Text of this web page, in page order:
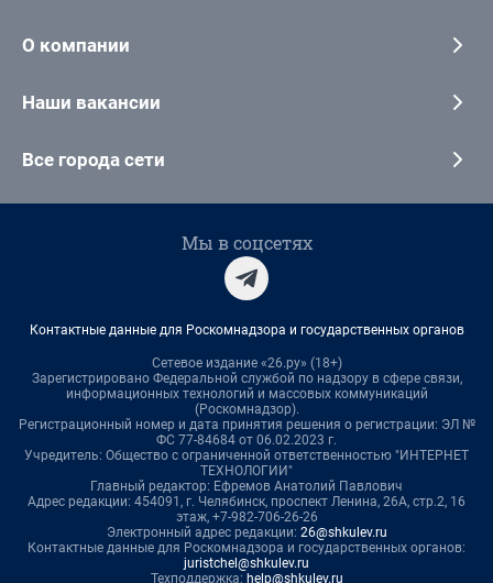
О компании
Наши вакансии
Все города сети
Мы в соцсетях
Контактные данные для Роскомнадзора и государственных органов
Сетевое издание «26.ру» (18+)
Зарегистрировано Федеральной службой по надзору в сфере связи,
информационных технологий и массовых коммуникаций
(Роскомнадзор).
Регистрационный номер и дата принятия решения о регистрации: ЭЛ №
ФС 77-84684 от 06.02.2023 г.
Учредитель: Общество с ограниченной ответственностью "ИНТЕРНЕТ
ТЕХНОЛОГИИ"
Главный редактор: Ефремов Анатолий Павлович
Адрес редакции: 454091, г. Челябинск, проспект Ленина, 26А, стр.2, 16
этаж, +7-982-706-26-26
Электронный адрес редакции: 26@shkulev.ru
Контактные данные для Роскомнадзора и государственных органов:
juristchel@shkulev.ru
Техподдержка: help@shkulev.ru